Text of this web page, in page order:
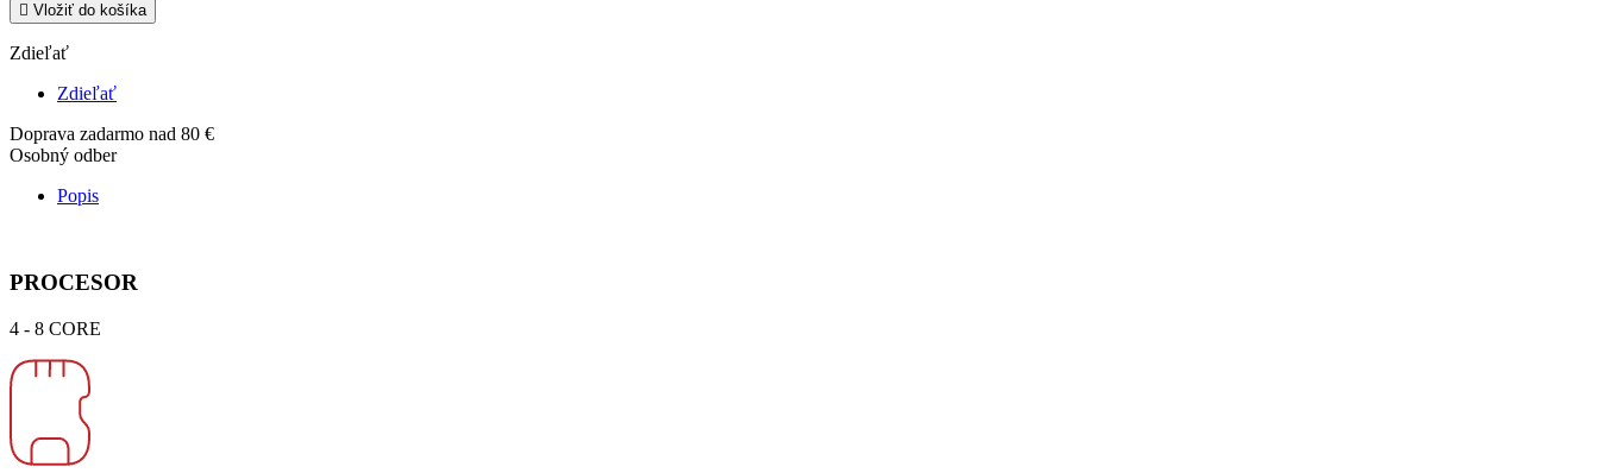
 Vložiť do košíka
Zdieľať
Zdieľať
Doprava zadarmo nad 80 €
Osobný odber
Popis
PROCESOR
4 - 8 CORE